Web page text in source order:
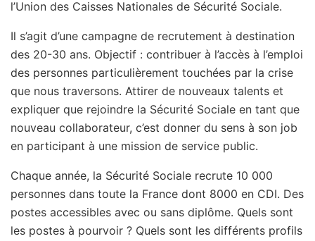
l’Union des Caisses Nationales de Sécurité Sociale.
Il s’agit d’une campagne de recrutement à destination
des 20-30 ans. Objectif : contribuer à l’accès à l’emploi
des personnes particulièrement touchées par la crise
que nous traversons. Attirer de nouveaux talents et
expliquer que rejoindre la Sécurité Sociale en tant que
nouveau collaborateur, c’est donner du sens à son job
en participant à une mission de service public.
Chaque année, la Sécurité Sociale recrute 10 000
personnes dans toute la France dont 8000 en CDI. Des
postes accessibles avec ou sans diplôme. Quels sont
les postes à pourvoir ? Quels sont les différents profils